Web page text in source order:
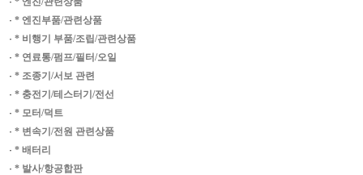
· * 엔진부품/관련상품
· * 비행기 부품/조립/관련상품
· * 연료통/펌프/필터/오일
· * 조종기/서보 관련
· * 충전기/테스터기/전선
· * 모터/덕트
· * 변속기/전원 관련상품
· * 배터리
· * 발사/항공합판